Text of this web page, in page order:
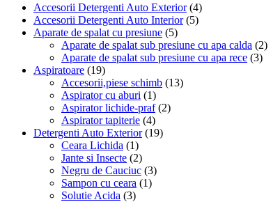
Accesorii Detergenti Auto Exterior (4)
Accesorii Detergenti Auto Interior (5)
Aparate de spalat cu presiune (5)
Aparate de spalat sub presiune cu apa calda (2)
Aparate de spalat sub presiune cu apa rece (3)
Aspiratoare (19)
Accesorii,piese schimb (13)
Aspirator cu aburi (1)
Aspirator lichide-praf (2)
Aspirator tapiterie (4)
Detergenti Auto Exterior (19)
Ceara Lichida (1)
Jante si Insecte (2)
Negru de Cauciuc (3)
Sampon cu ceara (1)
Solutie Acida (3)